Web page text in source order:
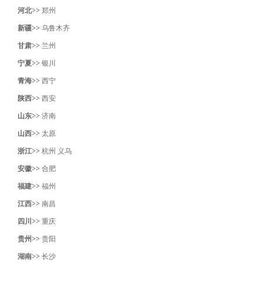
河北>> 郑州
新疆>> 乌鲁木齐
甘肃>> 兰州
宁夏>> 银川
青海>> 西宁
陕西>> 西安
山东>> 济南
山西>> 太原
浙江>> 杭州 义乌
安徽>> 合肥
福建>> 福州
江西>> 南昌
四川>> 重庆
贵州>> 贵阳
湖南>> 长沙